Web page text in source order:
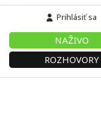
Prihlásiť sa
NAŽIVO
ROZHOVORY